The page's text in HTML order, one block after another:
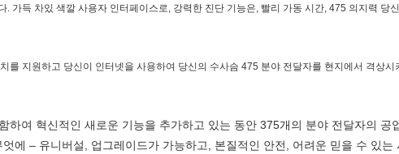
가득 차있 색깔 사용자 인터페이스로, 강력한 진단 기능은, 빨리 가동 시간, 475 의지력 당
지원하고 당신이 인터넷을 사용하여 당신의 수사슴 475 분야 전달자를 현지에서 격상시
여 혁신적인 새로운 기능을 추가하고 있는 동안 375개의 분야 전달자의 공
에 – 유니버설, 업그레이드가 가능하고, 본질적인 안전, 어려운 믿을 수 있는